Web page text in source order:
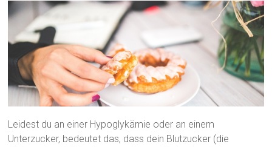
Leidest du an einer Hypoglykämie oder an einem
Unterzucker, bedeutet das, dass dein Blutzucker (die